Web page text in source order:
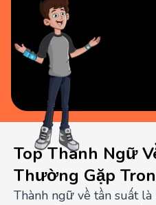
Top Thành Ngữ
Thường Gặp
Thành ngữ về tần suất